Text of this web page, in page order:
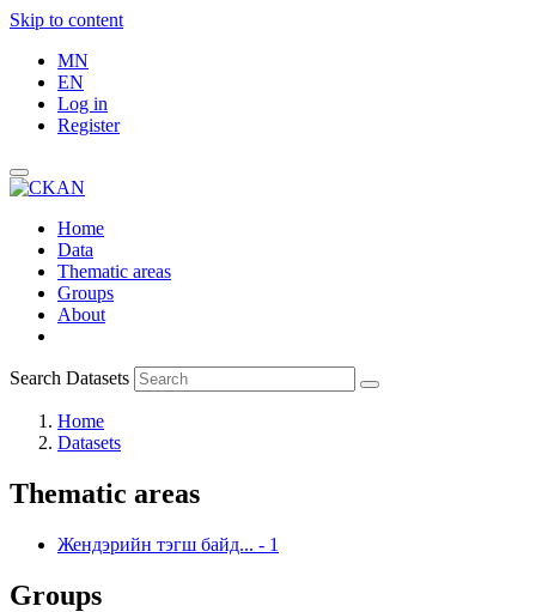
Skip to content
MN
EN
Log in
Register
Home
Data
Thematic areas
Groups
About
Search Datasets
Home
Datasets
Thematic areas
Жендэрийн тэгш байд... - 1
Groups